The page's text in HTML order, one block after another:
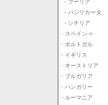
- プーリア
- バジリカータ
- シチリア
- スペイン->
- ポルトガル
- イギリス
- オーストリア
- ブルガリア
- ハンガリー
- ルーマニア